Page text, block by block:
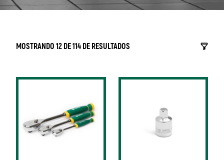
MOSTRANDO 12 DE 114 DE RESULTADOS